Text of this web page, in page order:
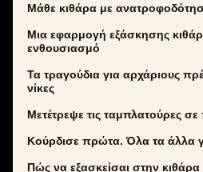
Μάθε κιθάρα με
Μια εφαρμογή εξάσκησης
ενθουσιασμό
Τα τραγούδια για αρχάριους
νίκες
Μετέτρεψε τις ταμπλατούρες
Κούρδισε πρώτα. Όλα τα άλλα
Πώς να εξασκείσαι στην κιθάρα